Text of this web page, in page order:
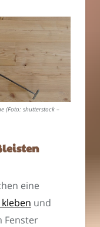
(Foto: shutterstock –
eine
und
Fenster